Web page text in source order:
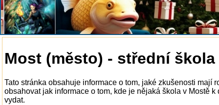
Most (město) - střední škola
Tato stránka obsahuje informace o tom, jaké zkušenosti mají
obsahovat jak informace o tom, kde je nějaká škola v Mostě
vydat.